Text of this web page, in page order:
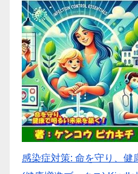
感染症対策: 命を守り、健